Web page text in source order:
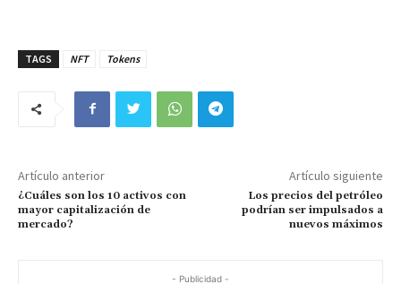
TAGS NFT Tokens
Artículo anterior
¿Cuáles son los 10 activos con
mayor capitalización de
mercado?
Artículo siguiente
Los precios del petróleo
podrían ser impulsados a
nuevos máximos
- Publicidad -